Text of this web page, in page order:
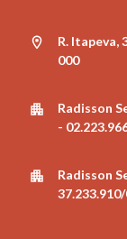
R. Itapeva,
000
Radisson
-
Radisson